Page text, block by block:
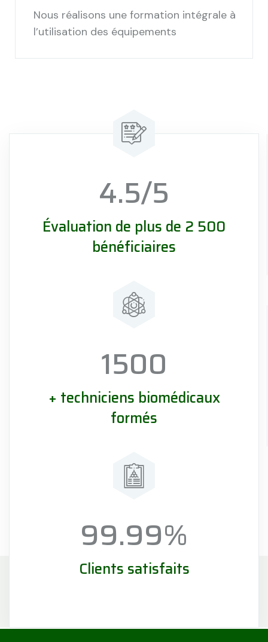
Nous réalisons une formation intégrale à
l’utilisation des équipements
4.5/5
Évaluation de plus de 2 500
bénéficiaires
1500
+ techniciens biomédicaux
formés
99.99%
Clients satisfaits